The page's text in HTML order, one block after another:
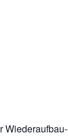
Wiederaufbau-